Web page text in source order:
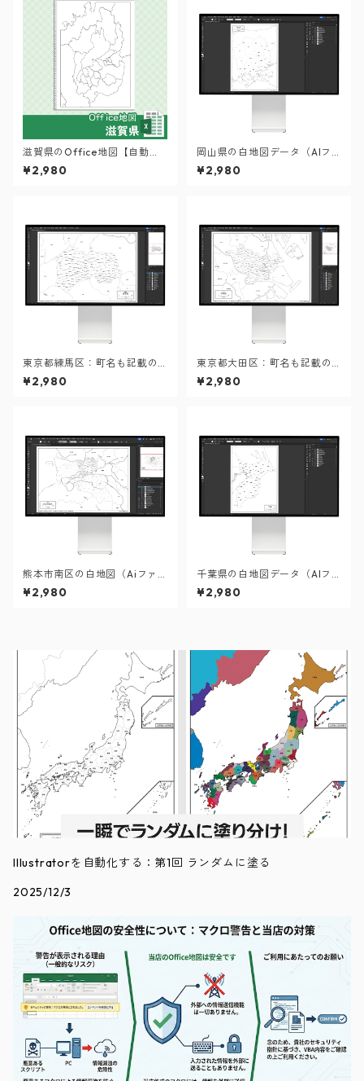
滋賀県のOffice地図【自動色
塗り機能付き】
¥2,980
岡山県の白地図データ（AIフ
ァイル）
¥2,980
東京都練馬区：町名も記載の
地図データ（PDF・Aiファイ
ル）
¥2,980
東京都大田区：町名も記載の
地図データ（PDF・Aiファイ
ル）
¥2,980
熊本市南区の白地図（Aiファ
イル）
¥2,980
千葉県の白地図データ（AIフ
ァイル）
¥2,980
Illustratorを自動化する：第1回 ランダムに塗る
2025/12/3